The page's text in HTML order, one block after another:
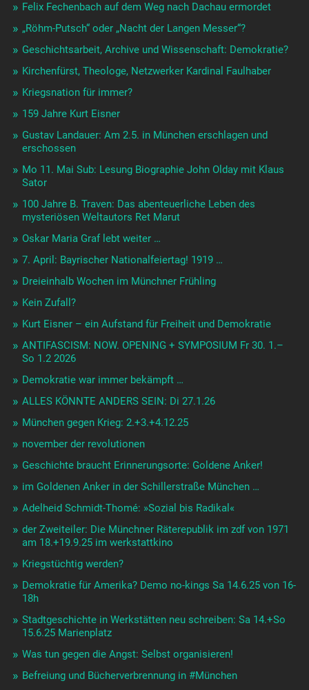
Felix Fechenbach auf dem Weg nach Dachau ermordet
„Röhm-Putsch“ oder „Nacht der Langen Messer“?
Geschichtsarbeit, Archive und Wissenschaft: Demokratie?
Kirchenfürst, Theologe, Netzwerker Kardinal Faulhaber
Kriegsnation für immer?
159 Jahre Kurt Eisner
Gustav Landauer: Am 2.5. in München erschlagen und
erschossen
Mo 11. Mai Sub: Lesung Biographie John Olday mit Klaus
Sator
100 Jahre B. Traven: Das abenteuerliche Leben des
mysteriösen Weltautors Ret Marut
Oskar Maria Graf lebt weiter …
7. April: Bayrischer Nationalfeiertag! 1919 …
Dreieinhalb Wochen im Münchner Frühling
Kein Zufall?
Kurt Eisner – ein Aufstand für Freiheit und Demokratie
ANTIFASCISM: NOW. OPENING + SYMPOSIUM Fr 30. 1.–
So 1.2 2026
Demokratie war immer bekämpft …
ALLES KÖNNTE ANDERS SEIN: Di 27.1.26
München gegen Krieg: 2.+3.+4.12.25
november der revolutionen
Geschichte braucht Erinnerungsorte: Goldene Anker!
im Goldenen Anker in der Schillerstraße München …
Adelheid Schmidt-Thomé: »Sozial bis Radikal«
der Zweiteiler: Die Münchner Räterepublik im zdf von 1971
am 18.+19.9.25 im werkstattkino
Kriegstüchtig werden?
Demokratie für Amerika? Demo no-kings Sa 14.6.25 von 16-
18h
Stadtgeschichte in Werkstätten neu schreiben: Sa 14.+So
15.6.25 Marienplatz
Was tun gegen die Angst: Selbst organisieren!
Befreiung und Bücherverbrennung in #München